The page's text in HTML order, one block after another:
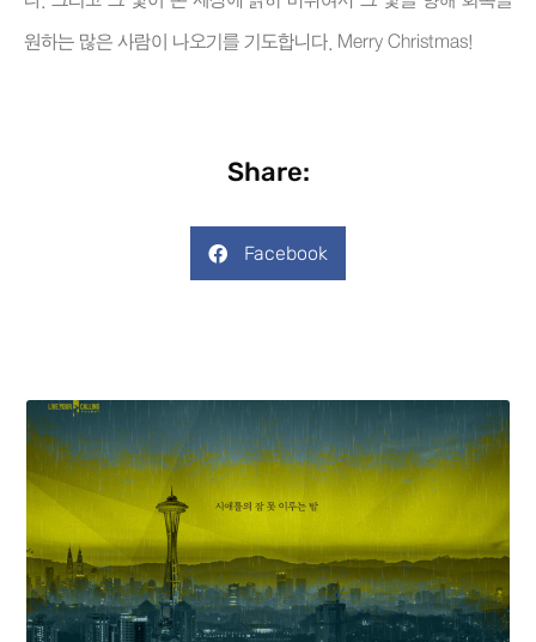
원하는 많은 사람이 나오기를 기도합니다. Merry Christmas!
Share:
Facebook